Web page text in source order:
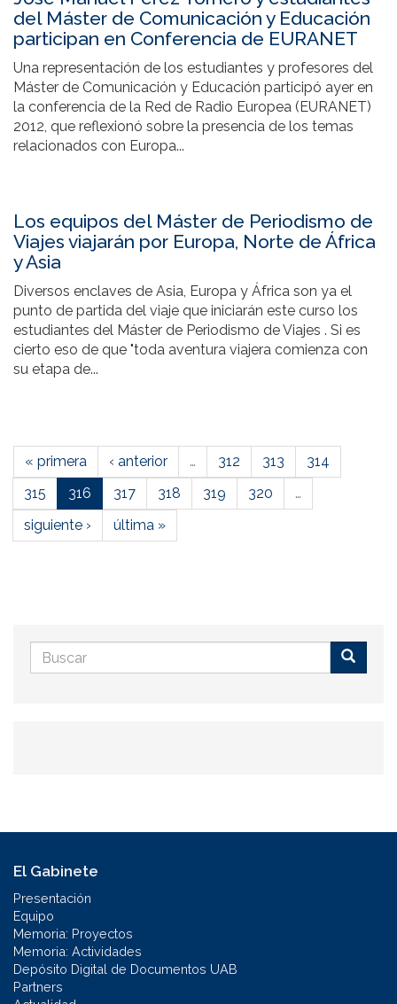
del Máster de Comunicación y Educación
participan en Conferencia de EURANET
Una representación de los estudiantes y profesores del
Máster de Comunicación y Educación participó ayer en
la conferencia de la Red de Radio Europea (EURANET)
2012, que reflexionó sobre la presencia de los temas
relacionados con Europa...
Los equipos del Máster de Periodismo de
Viajes viajarán por Europa, Norte de África
y Asia
Diversos enclaves de Asia, Europa y África son ya el
punto de partida del viaje que iniciarán este curso los
estudiantes del Máster de Periodismo de Viajes . Si es
cierto eso de que "toda aventura viajera comienza con
su etapa de...
« primera ‹ anterior … 312 313
314
315
316 317 318 319 320
…
siguiente ›
última »
Formulario
de
El Gabinete
Presentación
Equipo
Memoria: Proyectos
Memoria: Actividades
Depósito Digital de Documentos UAB
Partners